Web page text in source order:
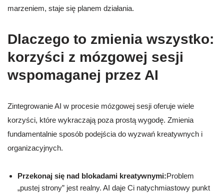
marzeniem, staje się planem działania.
Dlaczego to zmienia wszystko:
korzyści z mózgowej sesji
wspomaganej przez AI
Zintegrowanie AI w procesie mózgowej sesji oferuje wiele
korzyści, które wykraczają poza prostą wygodę. Zmienia
fundamentalnie sposób podejścia do wyzwań kreatywnych i
organizacyjnych.
Przekonaj się nad blokadami kreatywnymi:Problem
„pustej strony” jest realny. AI daje Ci natychmiastowy punkt